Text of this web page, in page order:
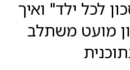
לכל ילד" ואיך
מועט משתלב